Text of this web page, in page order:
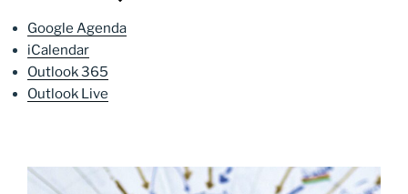
Google Agenda
iCalendar
Outlook 365
Outlook Live